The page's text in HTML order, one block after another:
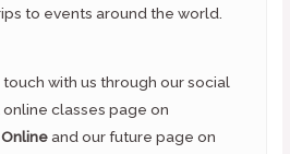
to events around the world.
touch with us through our social
classes page on
and our future page on